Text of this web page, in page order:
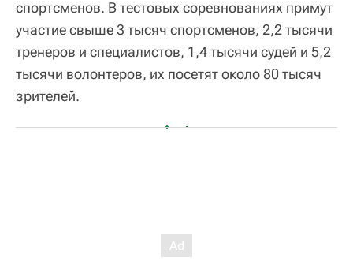
спортсменов. В тестовых соревнованиях примут
участие свыше 3 тысяч спортсменов, 2,2 тысячи
тренеров и специалистов, 1,4 тысячи судей и 5,2
тысячи волонтеров, их посетят около 80 тысяч
зрителей.